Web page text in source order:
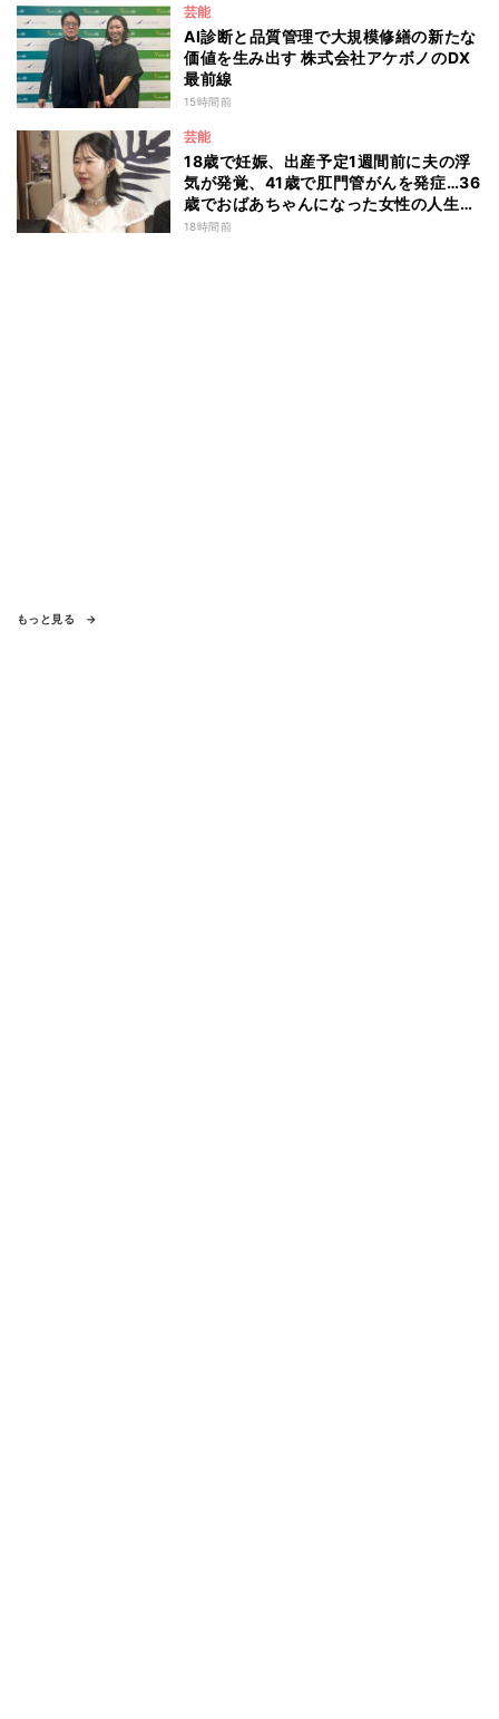
芸能
AI診断と品質管理で大規模修繕の新たな
価値を生み出す 株式会社アケボノのDX
最前線
15時間前
芸能
18歳で妊娠、出産予定1週間前に夫の浮
気が発覚、41歳で肛門管がんを発症…36
歳でおばあちゃんになった女性の人生に
島田珠代も思わず涙 『愛のハイエナ
18時間前
もっと見る